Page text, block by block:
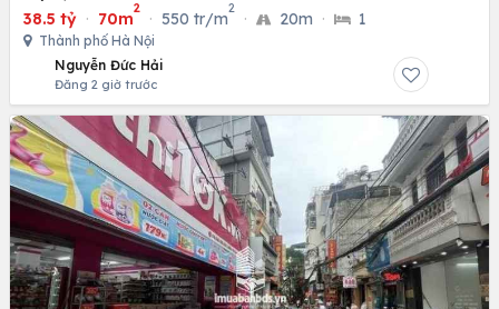
38.5 tỷ · 70m
2
· 550 tr/m
2
· 20m · 1
Thành phố Hà Nội
Nguyễn Đức Hải
Đăng 2 giờ trước